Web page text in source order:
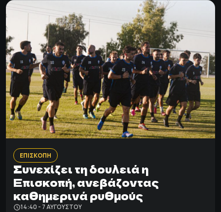
ΕΠΙΣΚΟΠΗ
Συνεχίζει τη δουλειά η
Επισκοπή, ανεβάζοντας
καθημερινά ρυθμούς
14:40 - 7 ΑΥΓΟΎΣΤΟΥ